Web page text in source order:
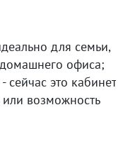
для семьи,
офиса;
сейчас это кабинет
возможность